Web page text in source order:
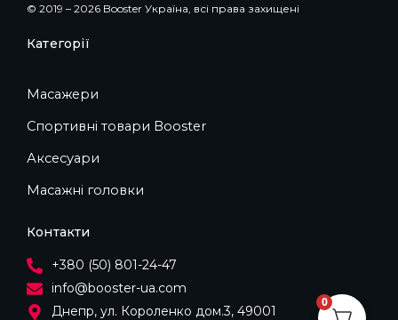
© 2019 – 2026 Booster Україна, всі права захищені
Категорії
Масажери
Спортивні товари Booster
Аксесуари
Масажні головки
Контакти
+380 (50) 801-24-47
info@booster-ua.com
Днепр, ул. Короленко дом.3, 49001
0